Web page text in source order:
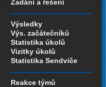
Zadání a řešení
Výsledky
Výs. začátečníků
Statistika úkolů
Vizitky úkolů
Statistika Sendviče
Reakce týmů